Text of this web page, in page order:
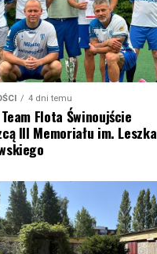
4 dni temu
Flota Świnoujście
III Memoriału im. Leszka